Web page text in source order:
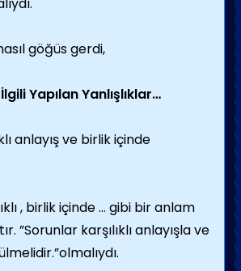
göğüs gerdi,
Yapılan Yanlışlıklar…
anlayış ve birlik içinde
, birlik içinde … gibi bir anlam
”Sorunlar karşılıklı anlayışla ve